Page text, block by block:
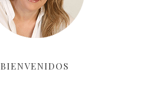
BIENVENIDOS